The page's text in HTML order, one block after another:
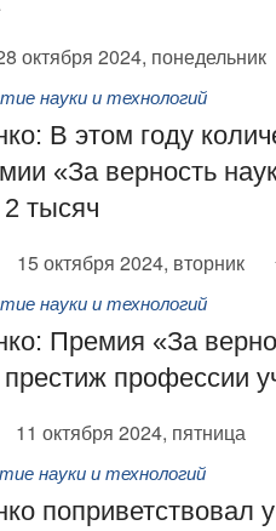
октября 2024, понедельник
науки и технологий
В этом году
«За верность
тысяч
15 октября 2024, вторник
науки и технологий
Премия «За
профессии
11 октября 2024, пятница
науки и технологий
поприветствовал